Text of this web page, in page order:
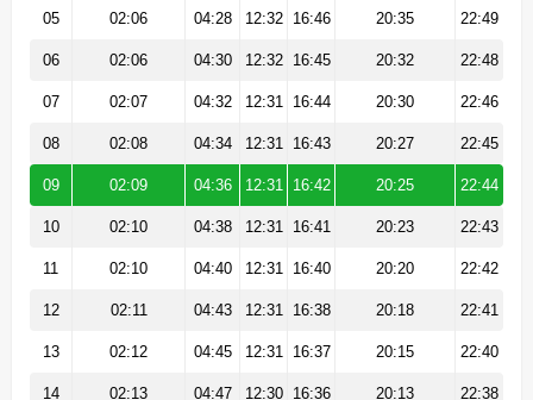
05 02:06 04:28 12:32 16:46 20:35 22:49
06 02:06 04:30 12:32 16:45 20:32 22:48
07 02:07 04:32 12:31 16:44 20:30 22:46
08 02:08 04:34 12:31 16:43 20:27 22:45
09 02:09 04:36 12:31 16:42 20:25 22:44
10 02:10 04:38 12:31 16:41 20:23 22:43
11 02:10 04:40 12:31 16:40 20:20 22:42
12 02:11 04:43 12:31 16:38 20:18 22:41
13 02:12 04:45 12:31 16:37 20:15 22:40
14 02:13 04:47 12:30 16:36 20:13 22:38